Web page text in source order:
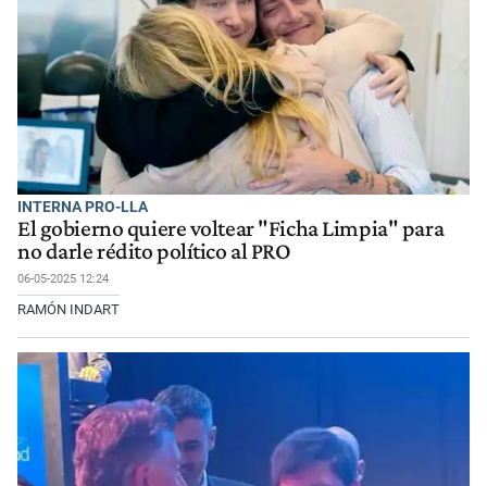
INTERNA PRO-LLA
El gobierno quiere voltear "Ficha Limpia" para
no darle rédito político al PRO
06-05-2025 12:24
RAMÓN INDART